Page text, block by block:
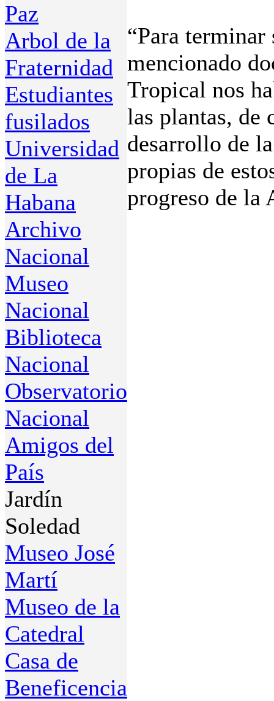
Paz
Arbol de la
Fraternidad
Estudiantes
fusilados
Universidad
de La
Habana
Archivo
Nacional
Museo
Nacional
Biblioteca
Nacional
Observatorio
Nacional
Amigos del
País
Jardín
Soledad
Museo José
Martí
Museo de la
Catedral
Casa de
Beneficencia
“Para
mencionado
Tropical nos
las plantas, de
desarrollo de
propias de
progreso de la